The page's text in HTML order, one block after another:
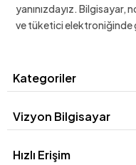
yanınızdayız.
ve tüketici elektroniğinde
Kategoriler
Vizyon Bilgisayar
Hızlı Erişim